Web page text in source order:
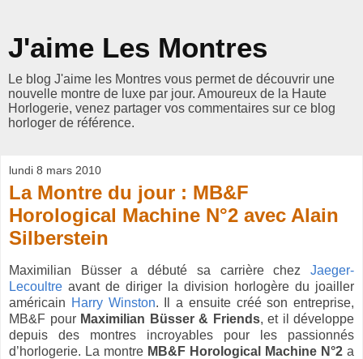
J'aime Les Montres
Le blog J'aime les Montres vous permet de découvrir une
nouvelle montre de luxe par jour. Amoureux de la Haute
Horlogerie, venez partager vos commentaires sur ce blog
horloger de référence.
lundi 8 mars 2010
La Montre du jour : MB&F
Horological Machine N°2 avec Alain
Silberstein
Maximilian Büsser a débuté sa carrière chez Jaeger-
Lecoultre avant de diriger la division horlogère du joailler
américain Harry Winston. Il a ensuite créé son entreprise,
MB&F pour Maximilian Büsser & Friends, et il développe
depuis des montres incroyables pour les passionnés
d’horlogerie. La montre MB&F Horological Machine N°2 a